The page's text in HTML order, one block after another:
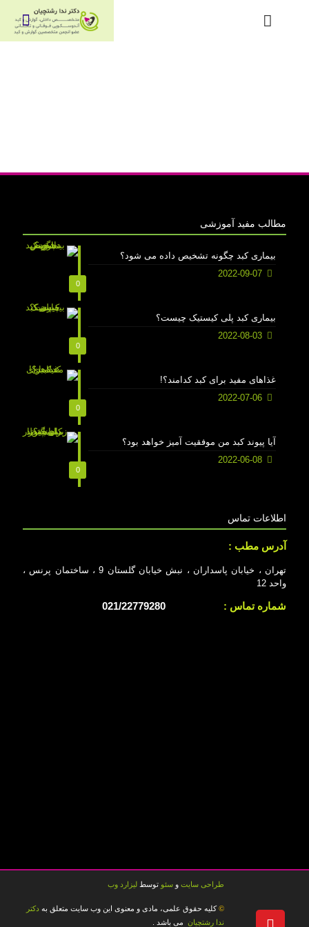
مطالب مفید آموزشی
0
بیماری کبد چگونه تشخیص داده می شود؟
2022-09-07
0
بیماری کبد پلی کیستیک چیست؟
2022-08-03
0
غذاهای مفید برای کبد کدامند؟!
2022-07-06
0
آیا پیوند کبد من موفقیت آمیز خواهد بود؟
2022-06-08
اطلاعات تماس
آدرس مطب :
تهران ، خیابان پاسداران ، نبش خیابان گلستان 9 ، ساختمان پرنس ،
واحد 12
شماره تماس :
طراحی سایت و سئو توسط لیزارد وب
©کلیه حقوق علمی، مادی و معنوی این وب سایت متعلق به دکتر
ندا رشتچیان می باشد .